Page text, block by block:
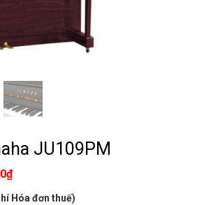
JU109PM
₫
Hóa đơn thuế)